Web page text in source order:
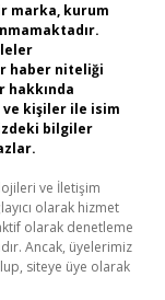
marka, kurum
haber niteliği
hakkında
ve kişiler ile isim
bilgiler
ve İletişim
olarak hizmet
olarak denetleme
Ancak, üyelerimiz
siteye üye olarak